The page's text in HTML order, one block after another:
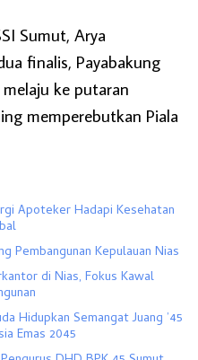
Sumut, Arya
finalis, Payabakung
ke putaran
memperebutkan Piala
Apoteker Hadapi Kesehatan
Pembangunan Kepulauan Nias
di Nias, Fokus Kawal
Hidupkan Semangat Juang ’45
Emas 2045